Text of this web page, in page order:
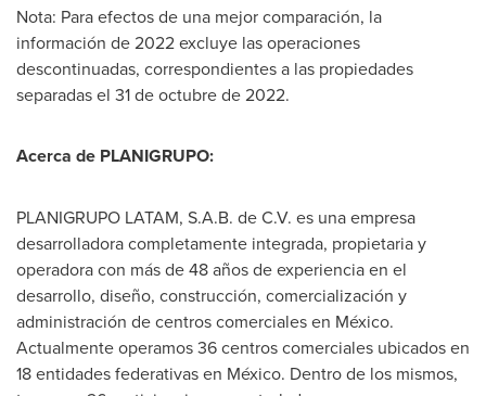
Nota: Para efectos de una mejor comparación, la
información de 2022 excluye las operaciones
descontinuadas, correspondientes a las propiedades
separadas el 31 de octubre de 2022.
Acerca de PLANIGRUPO:
PLANIGRUPO LATAM, S.A.B. de C.V. es una empresa
desarrolladora completamente integrada, propietaria y
operadora con más de 48 años de experiencia en el
desarrollo, diseño, construcción, comercialización y
administración de centros comerciales en México.
Actualmente operamos 36 centros comerciales ubicados en
18 entidades federativas en México. Dentro de los mismos,